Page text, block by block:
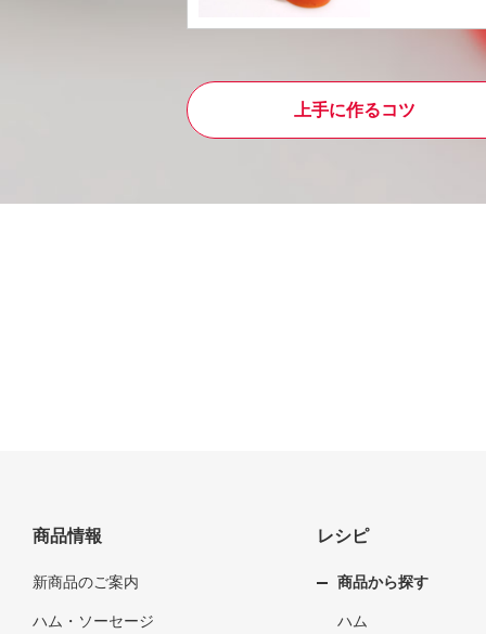
上手に作るコツ
商品情報
新商品のご案内
ハム・ソーセージ
レシピ
商品から探す
ハム